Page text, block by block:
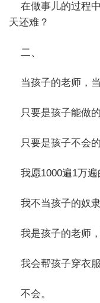
在做事儿的过程
天还难？
二、
当孩子的老师，当
只要是孩子能做的
只要是孩子不会的
我愿1000遍1万遍
我不当孩子的奴隶
我是孩子的老师，
我会帮孩子穿衣
不会。